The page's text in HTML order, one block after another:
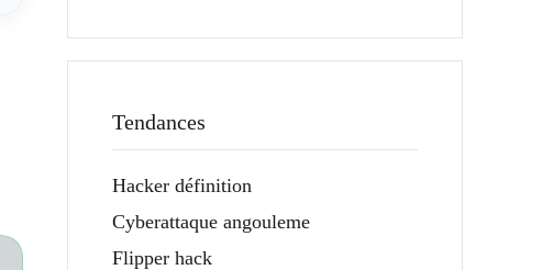
Tendances
Hacker définition
Cyberattaque angouleme
Flipper hack